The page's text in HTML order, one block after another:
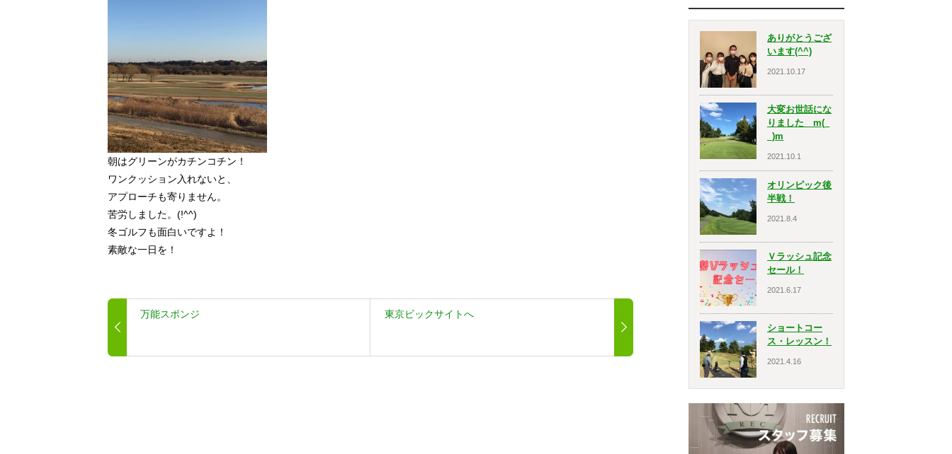
朝はグリーンがカチンコチン！
ワンクッション入れないと、
アプローチも寄りません。
苦労しました。(!^^)
冬ゴルフも面白いですよ！
素敵な一日を！
万能スポンジ 東京ビックサイトへ
ありがとうござ
います(^^)
2021.10.17
大変お世話にな
りました m(_
_)m
2021.10.1
オリンピック後
半戦！
2021.8.4
Ｖラッシュ記念
セール！
2021.6.17
ショートコー
ス・レッスン！
2021.4.16